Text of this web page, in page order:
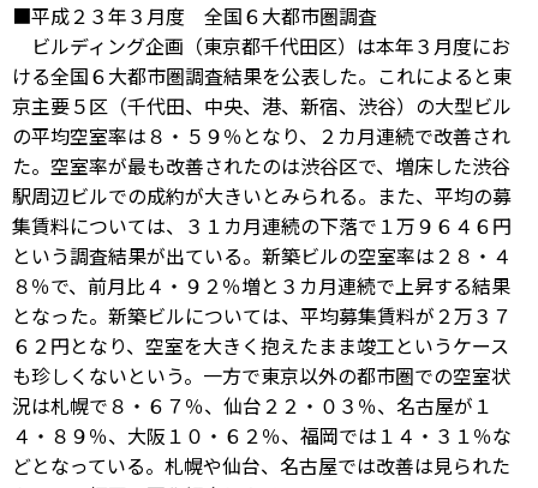
■平成２３年３月度 全国６大都市圏調査
ビルディング企画（東京都千代田区）は本年３月度にお
ける全国６大都市圏調査結果を公表した。これによると東
京主要５区（千代田、中央、港、新宿、渋谷）の大型ビル
の平均空室率は８・５９％となり、２カ月連続で改善され
た。空室率が最も改善されたのは渋谷区で、増床した渋谷
駅周辺ビルでの成約が大きいとみられる。また、平均の募
集賃料については、３１カ月連続の下落で１万９６４６円
という調査結果が出ている。新築ビルの空室率は２８・４
８％で、前月比４・９２％増と３カ月連続で上昇する結果
となった。新築ビルについては、平均募集賃料が２万３７
６２円となり、空室を大きく抱えたまま竣工というケース
も珍しくないという。一方で東京以外の都市圏での空室状
況は札幌で８・６７％、仙台２２・０３％、名古屋が１
４・８９％、大阪１０・６２％、福岡では１４・３１％な
どとなっている。札幌や仙台、名古屋では改善は見られた